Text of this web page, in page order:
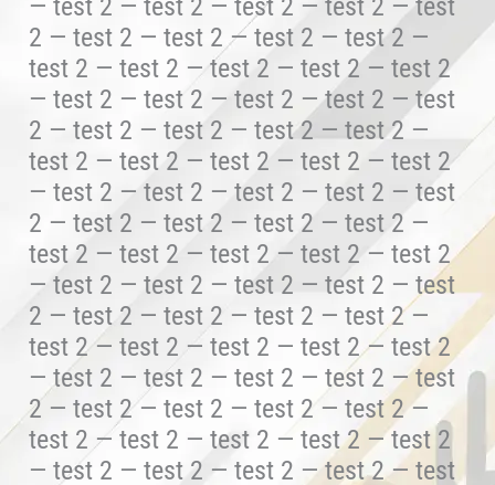
2 — test 2 — test 2 — test 2 — test 2 —
test 2 — test 2 — test 2 — test 2 — test 2
— test 2 — test 2 — test 2 — test 2 — test
2 — test 2 — test 2 — test 2 — test 2 —
test 2 — test 2 — test 2 — test 2 — test 2
— test 2 — test 2 — test 2 — test 2 — test
2 — test 2 — test 2 — test 2 — test 2 —
test 2 — test 2 — test 2 — test 2 — test 2
— test 2 — test 2 — test 2 — test 2 — test
2 — test 2 — test 2 — test 2 — test 2 —
test 2 — test 2 — test 2 — test 2 — test 2
— test 2 — test 2 — test 2 — test 2 — test
2 — test 2 — test 2 — test 2 — test 2 —
test 2 — test 2 — test 2 — test 2 — test 2
— test 2 — test 2 — test 2 — test 2 — test